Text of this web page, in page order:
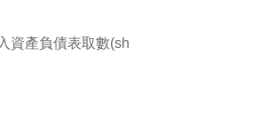
資產負債表取數(sh